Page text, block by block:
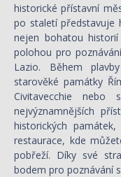
historické přístavní
po staletí představuje
nejen bohatou
polohou pro
Lazio. Během
starověké památky
Civitavecchie
nejvýznamnějších
historických
restaurace, kde
pobřeží. Díky své
bodem pro poznávání